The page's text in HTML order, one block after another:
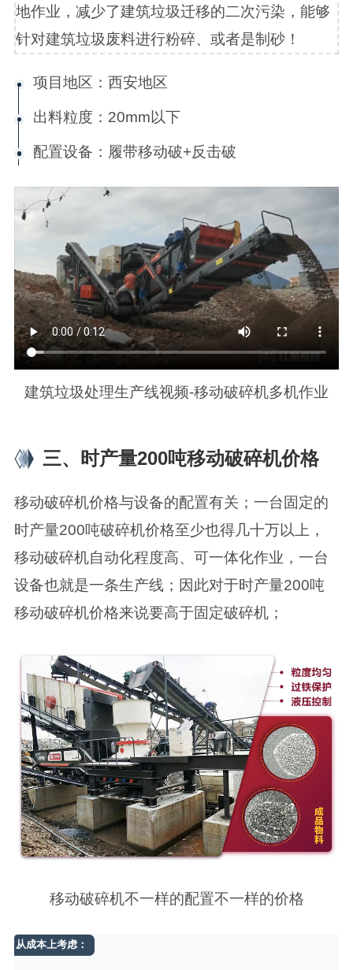
地作业，减少了建筑垃圾迁移的二次污染，能够
针对建筑垃圾废料进行粉碎、或者是制砂！
项目地区：西安地区
出料粒度：20mm以下
配置设备：履带移动破+反击破
建筑垃圾处理生产线视频-移动破碎机多机作业
三、时产量200吨移动破碎机价格
移动破碎机价格与设备的配置有关；一台固定的
时产量200吨破碎机价格至少也得几十万以上，
移动破碎机自动化程度高、可一体化作业，一台
设备也就是一条生产线；因此对于时产量200吨
移动破碎机价格来说要高于固定破碎机；
移动破碎机不一样的配置不一样的价格
从成本上考虑：